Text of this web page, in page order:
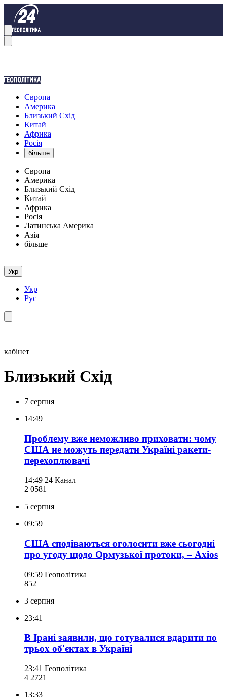
Європа
Америка
Близький Схід
Китай
Африка
Росія
більше
Європа
Америка
Близький Схід
Китай
Африка
Росія
Латинська Америка
Азія
більше
Укр
Укр
Рус
кабінет
Близький Схід
7 серпня
14:49
Проблему вже неможливо приховати: чому
США не можуть передати Україні ракети-
перехоплювачі
14:49 24 Канал
2 0581
5 серпня
09:59
США сподіваються оголосити вже сьогодні
про угоду щодо Ормузької протоки, – Axios
09:59 Геополітика
852
3 серпня
23:41
В Ірані заявили, що готувалися вдарити по
трьох об'єктах в Україні
23:41 Геополітика
4 2721
13:33